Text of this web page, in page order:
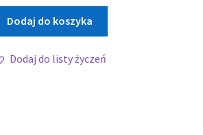
Dodaj do koszyka
Dodaj do listy życzeń